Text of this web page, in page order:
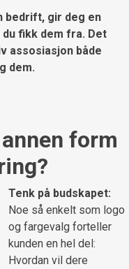
bedrift, gir deg en
fikk dem fra. Det
assosiasjon både
dem.
form
Tenk på budskapet:
Noe så enkelt som logo
og fargevalg forteller
kunden en hel del:
Hvordan vil dere